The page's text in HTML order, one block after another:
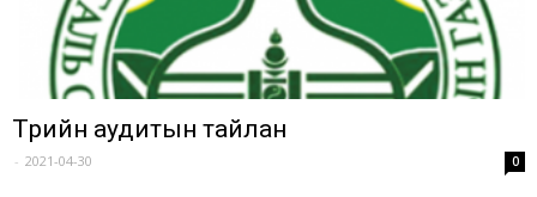
Төрийн аудитын тайлан
- 2021-04-30 0